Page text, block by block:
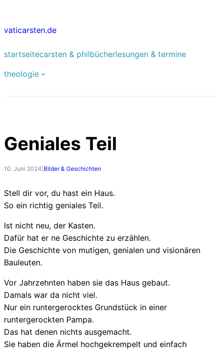
springen
vaticarsten.de
startseitecarsten & philbücherlesungen & termine
theologie
Geniales Teil
10. Juni 2024 Bilder & Geschichten
Stell dir vor, du hast ein Haus.
So ein richtig geniales Teil.
Ist nicht neu, der Kasten.
Dafür hat er ne Geschichte zu erzählen.
Die Geschichte von mutigen, genialen und visionären
Bauleuten.
Vor Jahrzehnten haben sie das Haus gebaut.
Damals war da nicht viel.
Nur ein runtergerocktes Grundstück in einer
runtergerockten Pampa.
Das hat denen nichts ausgemacht.
Sie haben die Ärmel hochgekrempelt und einfach